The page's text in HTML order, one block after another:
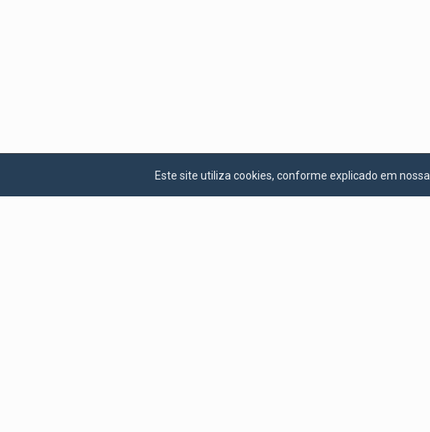
Este site utiliza cookies, conforme explicado em nossa